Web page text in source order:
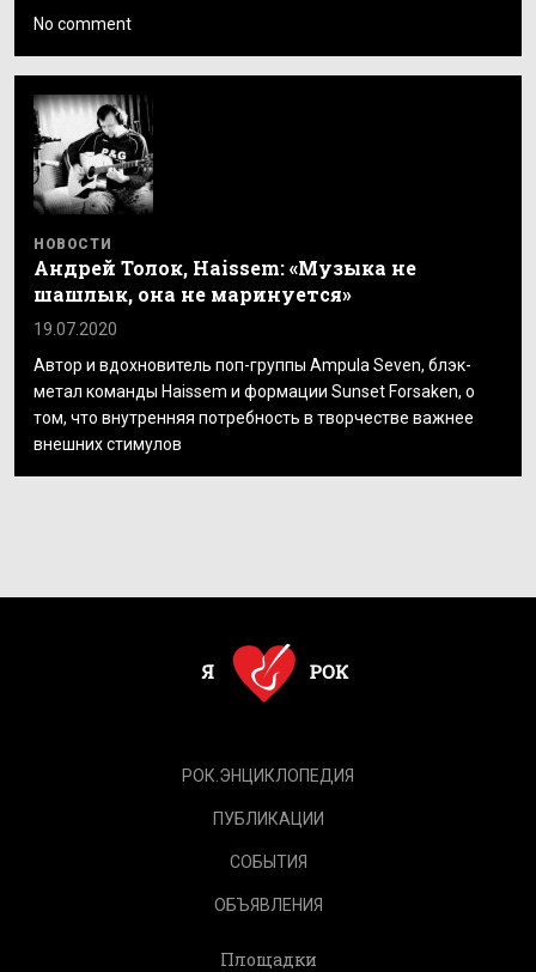
No comment
НОВОСТИ
Андрей Толок, Haissem: «Музыка не
шашлык, она не маринуется»
19.07.2020
Автор и вдохновитель поп-группы Ampula Seven, блэк-
метал команды Haissem и формации Sunset Forsaken, о
том, что внутренняя потребность в творчестве важнее
внешних стимулов
РОК.ЭНЦИКЛОПЕДИЯ
ПУБЛИКАЦИИ
СОБЫТИЯ
ОБЪЯВЛЕНИЯ
Площадки